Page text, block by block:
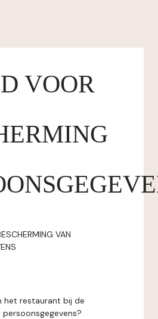
VOOR
VAN
het restaurant bij de